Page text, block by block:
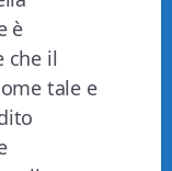
è
che il
tale e